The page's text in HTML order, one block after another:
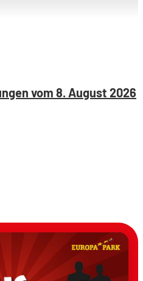
vom 8. August 2026